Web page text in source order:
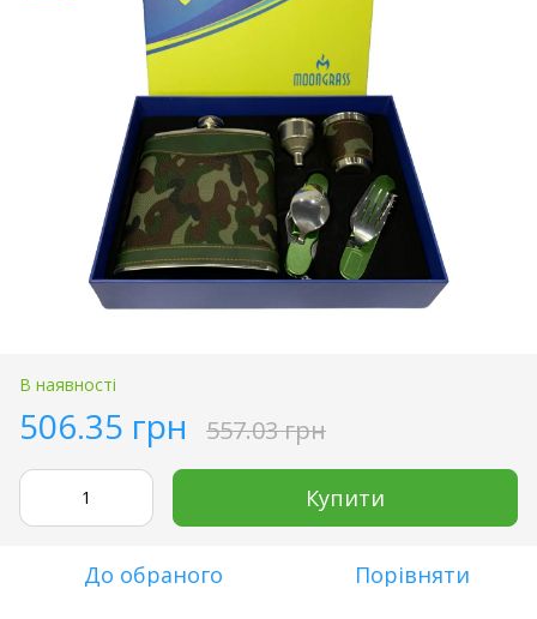
В наявності
506.35 грн 557.03 грн
Купити
До обраного Порівняти